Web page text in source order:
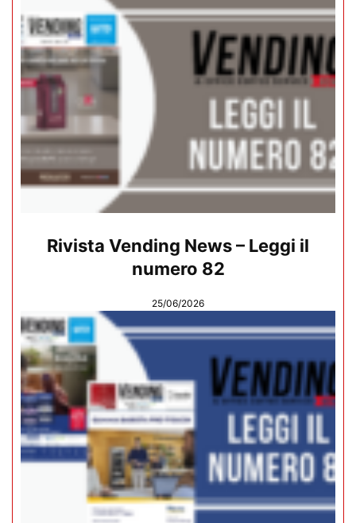
Rivista Vending News – Leggi il
numero 82
25/06/2026